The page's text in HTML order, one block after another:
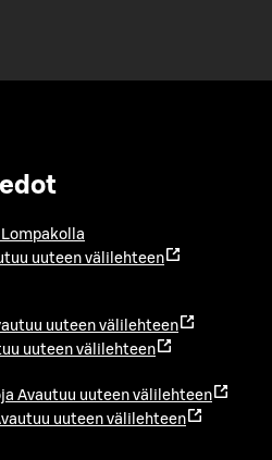
uuteen välilehteen
uuteen välilehteen
uuteen välilehteen
Avautuu uuteen välilehteen
uuteen välilehteen